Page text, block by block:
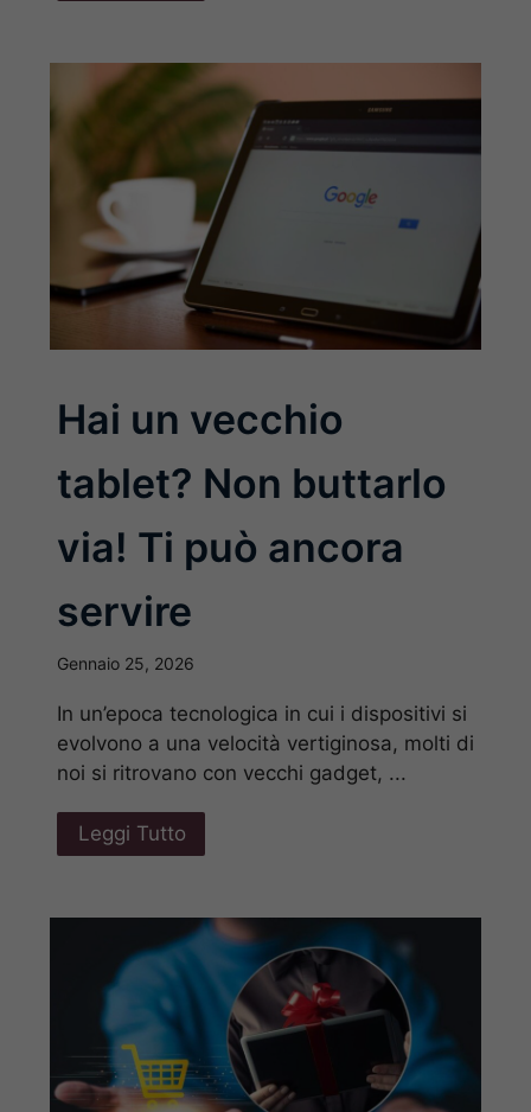
Hai un vecchio
tablet? Non buttarlo
via! Ti può ancora
servire
Gennaio 25, 2026
In un’epoca tecnologica in cui i dispositivi si
evolvono a una velocità vertiginosa, molti di
noi si ritrovano con vecchi gadget, ...
Leggi Tutto